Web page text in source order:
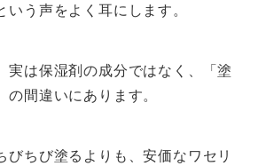
う声をよく耳にします。
実は保湿剤の成分ではなく、「塗
間違いにあります。
びちび塗るよりも、安価なワセリ